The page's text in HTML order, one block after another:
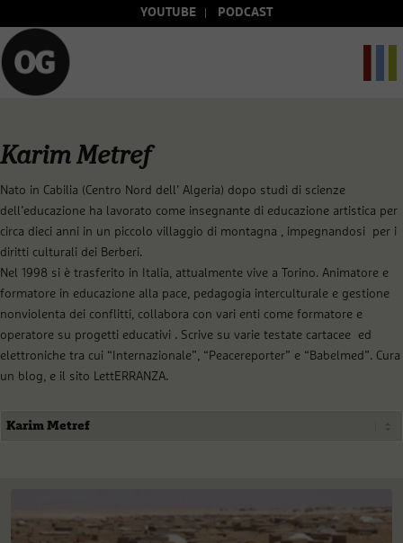
YOUTUBE PODCAST
Karim Metref
Nato in Cabilia (Centro Nord dell’ Algeria) dopo studi di scienze
dell’educazione ha lavorato come insegnante di educazione artistica per
circa dieci anni in un piccolo villaggio di montagna , impegnandosi per i
diritti culturali dei Berberi.
Nel 1998 si è trasferito in Italia, attualmente vive a Torino. Animatore e
formatore in educazione alla pace, pedagogia interculturale e gestione
nonviolenta dei conflitti, collabora con vari enti come formatore e
operatore su progetti educativi . Scrive su varie testate cartacee ed
elettroniche tra cui “Internazionale”, “Peacereporter” e “Babelmed”. Cura
un blog, e il sito LettERRANZA.